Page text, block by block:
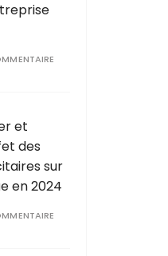
et
des
sur
en 2024